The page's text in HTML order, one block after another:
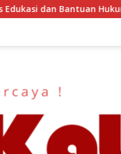
Ini Hasil Audiensinya